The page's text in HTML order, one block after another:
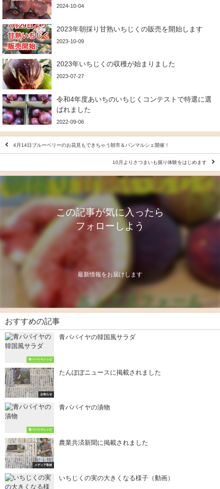
2024-10-04
2023年朝採り甘熟いちじくの販売を開始します
2023-10-09
2023年いちじくの収穫が始まりました
2023-07-27
令和4年度あいちのいちじくコンテストで特選に選
ばれました
2022-09-06
4月14日ブルーベリーのお花見もできちゃう朝市＆パンマルシェ開催！
10月よりさつまいも掘り体験をはじめます
この記事が気に入ったら
フォローしよう
最新情報をお届けします
おすすめの記事
青パパイヤレシピ
青パパイヤの韓国風サラダ
お知らせ
たんぽぽニュースに掲載されました
青パパイヤレシピ
青パパイヤの漬物
メディア取材
農業共済新聞に掲載されました
いちじくの実の大きくなる様子（動画）